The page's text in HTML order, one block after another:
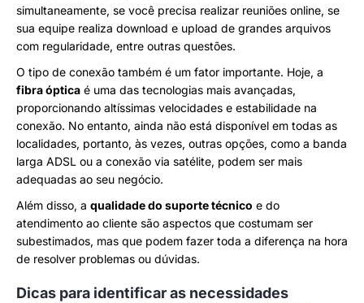
simultaneamente, se você precisa realizar reuniões online, se
sua equipe realiza download e upload de grandes arquivos
com regularidade, entre outras questões.
O tipo de conexão também é um fator importante. Hoje, a
fibra óptica é uma das tecnologias mais avançadas,
proporcionando altíssimas velocidades e estabilidade na
conexão. No entanto, ainda não está disponível em todas as
localidades, portanto, às vezes, outras opções, como a banda
larga ADSL ou a conexão via satélite, podem ser mais
adequadas ao seu negócio.
Além disso, a qualidade do suporte técnico e do
atendimento ao cliente são aspectos que costumam ser
subestimados, mas que podem fazer toda a diferença na hora
de resolver problemas ou dúvidas.
Dicas para identificar as necessidades